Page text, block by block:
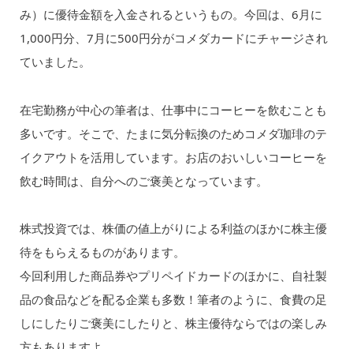
み）に優待金額を入金されるというもの。今回は、6月に
1,000円分、7月に500円分がコメダカードにチャージされ
ていました。
在宅勤務が中心の筆者は、仕事中にコーヒーを飲むことも
多いです。そこで、たまに気分転換のためコメダ珈琲のテ
イクアウトを活用しています。お店のおいしいコーヒーを
飲む時間は、自分へのご褒美となっています。
株式投資では、株価の値上がりによる利益のほかに株主優
待をもらえるものがあります。
今回利用した商品券やプリペイドカードのほかに、自社製
品の食品などを配る企業も多数！筆者のように、食費の足
しにしたりご褒美にしたりと、株主優待ならではの楽しみ